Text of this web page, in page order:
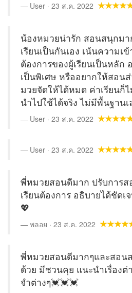
User · 23 ส.ค. 2022
น้องหมวยน่ารัก สอนสนุกมา
เรียนเป็นกันเอง เน้นความเ
ต้องการของผู้เรียนเป็นหลัก
เป็นพิเศษ หรืออยากให้สอน
มวยจัดให้ได้หมด ค่าเรียนก็
นำไปใช้ได้จริง ไม่มีพื้นฐานเ
User · 23 ส.ค. 2022
User · 23 ส.ค. 2022
พี่หมวยสอนดีมาก ปรับการ
เรียนต้องการ อธิบายได้ชัดเ
💖
พลอย · 23 ส.ค. 2022
พี่หมวยสอนดีมากๆและสอน
ด้วย มีชวนคุย แนะนำเรื่องต่
จำต่างๆ💓💓💓